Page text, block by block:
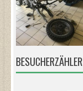
BESUCHERZÄHLER